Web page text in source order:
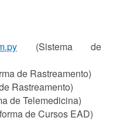
(Sistema de
de Rastreamento)
Rastreamento)
de Telemedicina)
de Cursos EAD)